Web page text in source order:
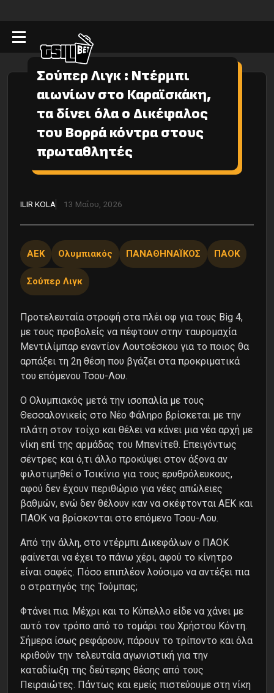
Σούπερ Λιγκ : Ντέρμπι
αιωνίων στο Καραϊσκάκη,
τα δίνει όλα ο Δικέφαλος
του Βορρά κόντρα στους
πρωταθλητές
ILIR KOLA 13 Μαΐου, 2026
ΑΕΚ Ολυμπιακός ΠΑΝΑΘΗΝΑΪΚΟΣ ΠΑΟΚ
Σούπερ Λιγκ
Προτελευταία στροφή στα πλέι οφ για τους Big 4,
με τους προβολείς να πέφτουν στην ταυρομαχία
Μεντιλίμπαρ εναντίον Λουτσέσκου για το ποιος θα
αρπάξει τη 2η θέση που βγάζει στα προκριματικά
του επόμενου Τσου-Λου.
Ο Ολυμπιακός μετά την ισοπαλία με τους
Θεσσαλονικείς στο Νέο Φάληρο βρίσκεται με την
πλάτη στον τοίχο και θέλει να κάνει μια νέα αρχή με
νίκη επί της αρμάδας του Μπενίτεθ. Επειγόντως
σέντρες και ό,τι άλλο προκύψει στον άξονα αν
φιλοτιμηθεί ο Τσικίνιο για τους ερυθρόλευκους,
αφού δεν έχουν περιθώριο για νέες απώλειες
βαθμών, ενώ δεν θέλουν καν να σκέφτονται ΑΕΚ και
ΠΑΟΚ να βρίσκονται στο επόμενο Τσου-Λου.
Από την άλλη, στο ντέρμπι Δικεφάλων ο ΠΑΟΚ
φαίνεται να έχει το πάνω χέρι, αφού το κίνητρο
είναι σαφές. Πόσο επιπλέον λούσιμο να αντέξει πια
ο στρατηγός της Τούμπας;
Φτάνει πια. Μέχρι και το Κύπελλο είδε να χάνει με
αυτό τον τρόπο από το τομάρι του Χρήστου Κόντη.
Σήμερα ίσως ρεφάρουν, πάρουν το τρίποντο και όλα
κριθούν την τελευταία αγωνιστική για την
καταδίωξη της δεύτερης θέσης από τους
Πειραιώτες. Πάντως και εμείς πιστεύουμε στη νίκη